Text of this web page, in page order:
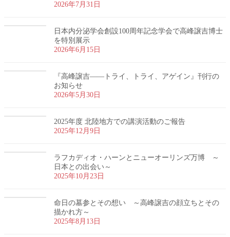
2026年7月31日
日本内分泌学会創設100周年記念学会で高峰譲吉博士
を特別展示
2026年6月15日
『高峰譲吉――トライ、トライ、アゲイン』刊行の
お知らせ
2026年5月30日
2025年度 北陸地方での講演活動のご報告
2025年12月9日
ラフカディオ・ハーンとニューオーリンズ万博 ～
日本との出会い～
2025年10月23日
命日の墓参とその想い ～高峰譲吉の顔立ちとその
描かれ方～
2025年8月13日